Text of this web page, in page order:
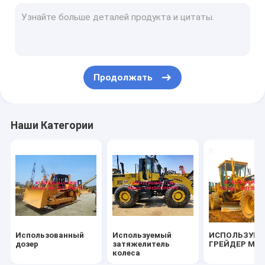
Пиллинг и горное оборудование
Каменный задавливая завод
JCB затяжелителя Backhoe CAT
Кран грубой местности
Кран на гусеничном ходе для сбывания
Продолжать
Наши Категории
Использованный
дозер
Используемый
затяжелитель
колеса
ГРЕЙДЕР